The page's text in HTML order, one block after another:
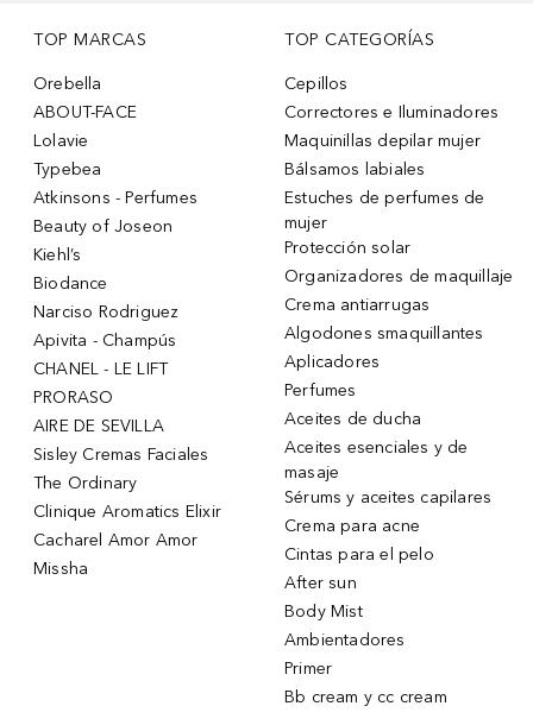
TOP MARCAS
Orebella
ABOUT-FACE
Lolavie
Typebea
Atkinsons - Perfumes
Beauty of Joseon
Kiehl’s
Biodance
Narciso Rodriguez
Apivita - Champús
CHANEL - LE LIFT
PRORASO
AIRE DE SEVILLA
Sisley Cremas Faciales
The Ordinary
Clinique Aromatics Elixir
Cacharel Amor Amor
Missha
TOP CATEGORÍAS
Cepillos
Correctores e Iluminadores
Maquinillas depilar mujer
Bálsamos labiales
Estuches de perfumes de
mujer
Protección solar
Organizadores de maquillaje
Crema antiarrugas
Algodones smaquillantes
Aplicadores
Perfumes
Aceites de ducha
Aceites esenciales y de
masaje
Sérums y aceites capilares
Crema para acne
Cintas para el pelo
After sun
Body Mist
Ambientadores
Primer
Bb cream y cc cream